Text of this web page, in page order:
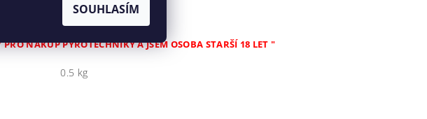
NÁKUP PYROTECHNIKY A JSEM OSOBA STARŠÍ 18 LET "
0.5 kg
SOUHLASÍM